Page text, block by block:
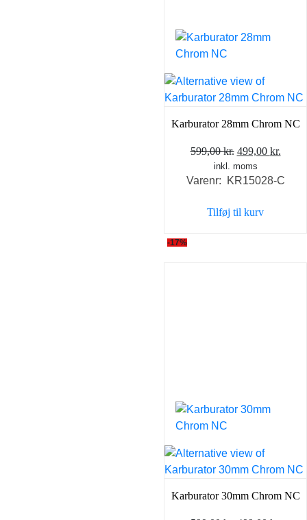
Karburator 28mm Chrom NC
599,00kr. Den
oprindelige
pris
599,00 kr..
499,00 kr.
pris
inkl. moms
Varenr: KR15028-C
Tilføj til kurv
-17%
Karburator 30mm Chrom NC